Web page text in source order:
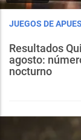
JUEGOS DE
Resultados
agosto:
nocturno